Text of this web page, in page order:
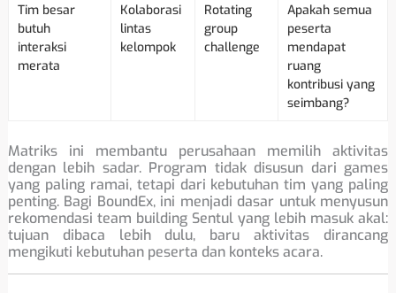
Tim besar
butuh
interaksi
merata
Kolaborasi
lintas
kelompok
Rotating
group
challenge
Apakah semua
peserta
mendapat
ruang
kontribusi yang
seimbang?
Matriks ini membantu perusahaan memilih aktivitas
dengan lebih sadar. Program tidak disusun dari games
yang paling ramai, tetapi dari kebutuhan tim yang paling
penting. Bagi BoundEx, ini menjadi dasar untuk menyusun
rekomendasi team building Sentul yang lebih masuk akal:
tujuan dibaca lebih dulu, baru aktivitas dirancang
mengikuti kebutuhan peserta dan konteks acara.